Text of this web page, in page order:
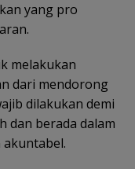
yang pro
melakukan
dari mendorong
dilakukan demi
dan berada dalam